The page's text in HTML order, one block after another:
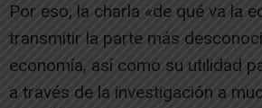
Por eso, la charla «de qué va la
transmitir la parte más
economía, así como su utilidad
a través de la investigación a